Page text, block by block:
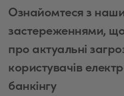
Ознайомтеся з
застереженнями,
про актуальні
користувачів
банкінгу